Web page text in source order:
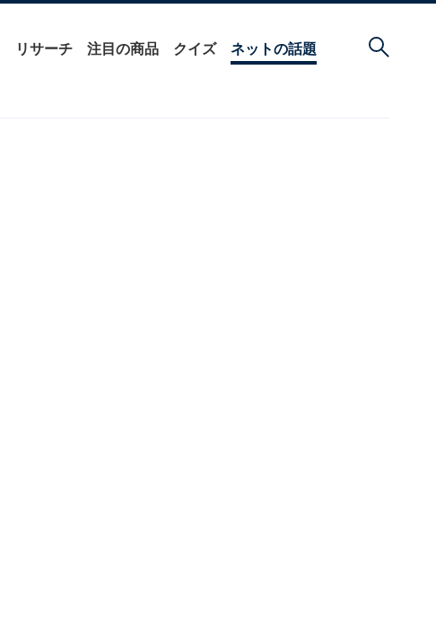
リサーチ 注目の商品 クイズ ネットの話題